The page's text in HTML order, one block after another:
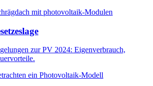
zur PV 2024: Eigenverbrauch,